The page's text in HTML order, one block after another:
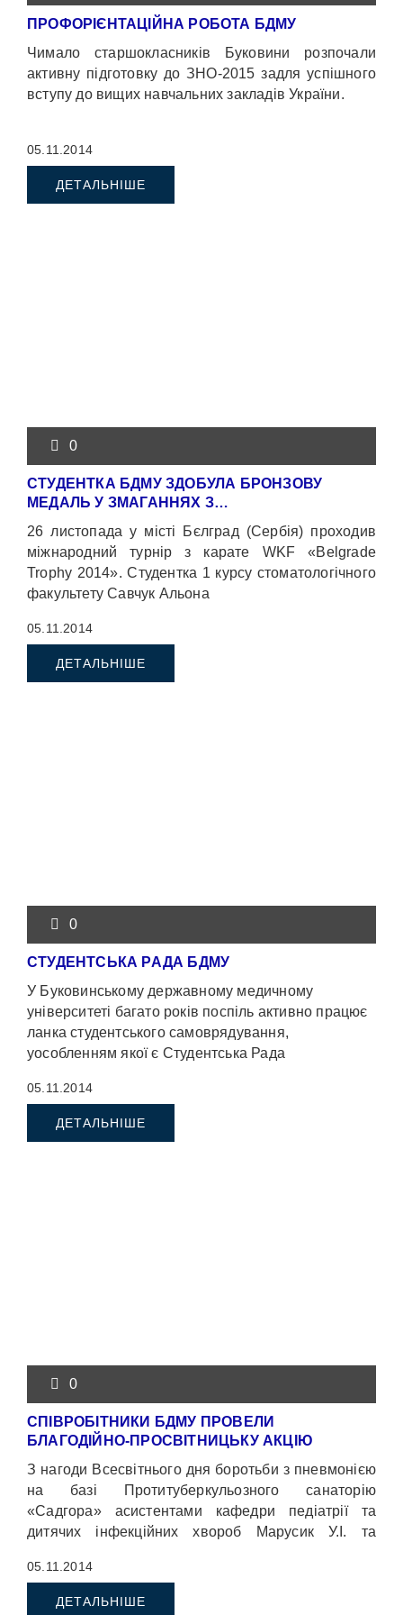
ПРОФОРІЄНТАЦІЙНА РОБОТА БДМУ
Чимало старшокласників Буковини розпочали
активну підготовку до ЗНО-2015 задля успішного
вступу до вищих навчальних закладів України.
05.11.2014
ДЕТАЛЬНІШЕ
0
СТУДЕНТКА БДМУ ЗДОБУЛА БРОНЗОВУ
МЕДАЛЬ У ЗМАГАННЯХ З…
26 листопада у місті Бєлград (Сербія) проходив
міжнародний турнір з карате WKF «Belgrade
Trophy 2014». Студентка 1 курсу стоматологічного
факультету Савчук Альона
05.11.2014
ДЕТАЛЬНІШЕ
0
СТУДЕНТСЬКА РАДА БДМУ
У Буковинському державному медичному
університеті багато років поспіль активно працює
ланка студентського самоврядування,
уособленням якої є Студентська Рада
05.11.2014
ДЕТАЛЬНІШЕ
0
СПІВРОБІТНИКИ БДМУ ПРОВЕЛИ
БЛАГОДІЙНО-ПРОСВІТНИЦЬКУ АКЦІЮ
З нагоди Всесвітнього дня боротьби з пневмонією
на базі Протитуберкульозного санаторію
«Садгора» асистентами кафедри педіатрії та
дитячих інфекційних хвороб Марусик У.І. та
кафедри проф. Колосковою О.К. була проведена
благодійно-просвітницька акція.
05.11.2014
ДЕТАЛЬНІШЕ